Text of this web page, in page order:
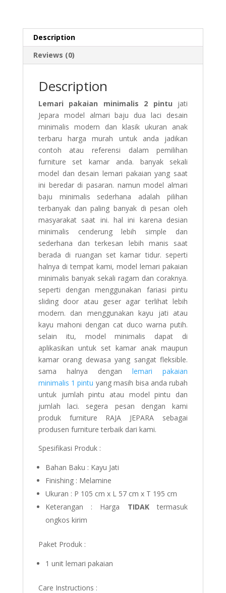
Description
Reviews (0)
Description
Lemari pakaian minimalis 2 pintu jati
Jepara model almari baju dua laci desain
minimalis modern dan klasik ukuran anak
terbaru harga murah untuk anda jadikan
contoh atau referensi dalam pemilihan
furniture set kamar anda. banyak sekali
model dan desain lemari pakaian yang saat
ini beredar di pasaran. namun model almari
baju minimalis sederhana adalah pilihan
terbanyak dan paling banyak di pesan oleh
masyarakat saat ini. hal ini karena desian
minimalis cenderung lebih simple dan
sederhana dan terkesan lebih manis saat
berada di ruangan set kamar tidur. seperti
halnya di tempat kami, model lemari pakaian
minimalis banyak sekali ragam dan coraknya.
seperti dengan menggunakan fariasi pintu
sliding door atau geser agar terlihat lebih
modern. dan menggunakan kayu jati atau
kayu mahoni dengan cat duco warna putih.
selain itu, model minimalis dapat di
aplikasikan untuk set kamar anak maupun
kamar orang dewasa yang sangat fleksible.
sama halnya denganlemari pakaian
minimalis 1 pintu yang masih bisa anda rubah
untuk jumlah pintu atau model pintu dan
jumlah laci. segera pesan dengan kami
produk furniture RAJA JEPARA sebagai
produsen furniture terbaik dari kami.
Spesifikasi Produk :
Bahan Baku : Kayu Jati
Finishing : Melamine
Ukuran : P 105 cm x L 57 cm x T 195 cm
Keterangan : Harga TIDAKtermasuk
ongkos kirim
Paket Produk :
1 unit lemari pakaian
Care Instructions :